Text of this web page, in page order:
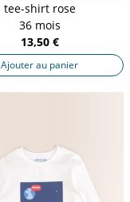
tee-shirt rose
36 mois
13,50 €
Ajouter au panier